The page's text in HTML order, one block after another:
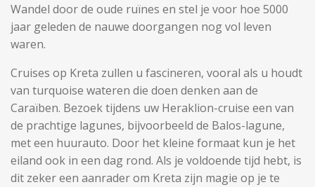
Wandel door de oude ruïnes en stel je voor hoe 5000
jaar geleden de nauwe doorgangen nog vol leven
waren.
Cruises op Kreta zullen u fascineren, vooral als u houdt
van turquoise wateren die doen denken aan de
Caraïben. Bezoek tijdens uw Heraklion-cruise een van
de prachtige lagunes, bijvoorbeeld de Balos-lagune,
met een huurauto. Door het kleine formaat kun je het
eiland ook in een dag rond. Als je voldoende tijd hebt, is
dit zeker een aanrader om Kreta zijn magie op je te